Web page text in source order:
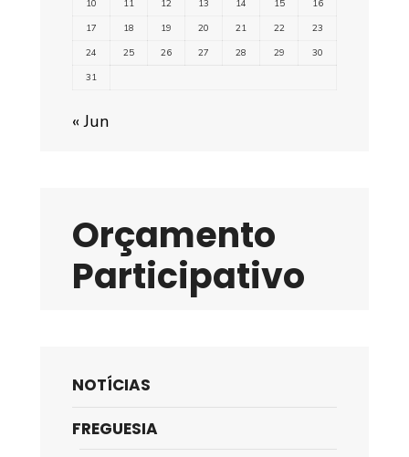
10 11 12 13 14 15
16
17
18 19 20 21 22
23
24
25 26 27 28 29
30
31
« Jun
Orçamento
Participativo
NOTÍCIAS
FREGUESIA